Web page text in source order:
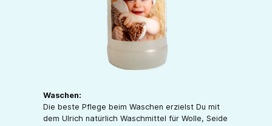
Waschen:
Die beste Pflege beim Waschen erzielst Du mit
dem Ulrich natürlich Waschmittel für Wolle, Seide